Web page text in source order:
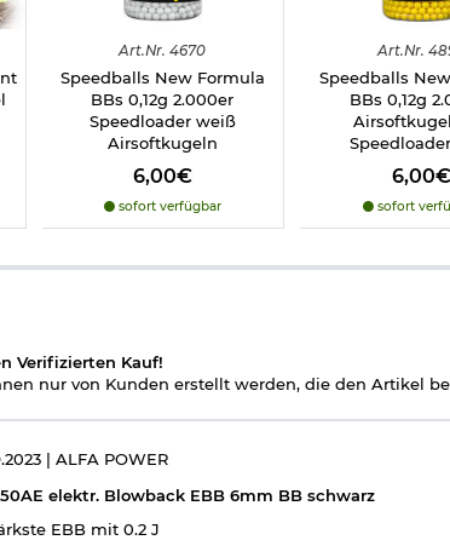
geeignet. Es gelten nicht die
Art.Nr. 4670
Speedballs New Formula
BBs 0,12g 2.000er
Speedloader weiß
Airsoftkugeln
6,00€
sofort verfügbar
Art.Nr.
Speedballs
BBs 0,12g
6,00€
sofort
Verifizierten Kauf!
nur von Kunden erstellt werden, die den Artikel
| ALFA POWER
elektr. Blowback EBB 6mm BB schwarz
EBB mit 0.2 J